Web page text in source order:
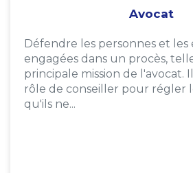
Avocat
Défendre les personnes et les
engagées dans un procès,
principale mission de l'avocat.
rôle de conseiller pour régler
qu'ils ne...